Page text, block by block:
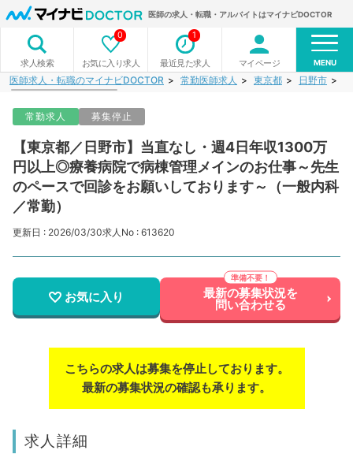
医師の求人・転職・アルバイトはマイナビDOCTOR
求人検索 お気に入り求人
0
最近見た求人
1
マイページ MENU
医師求人・転職のマイナビDOCTOR 常勤医師求人 東京都 日野市
常勤求人 募集停止
【東京都／日野市】当直なし・週4日年収1300万
円以上◎療養病院で病棟管理メインのお仕事～先生
のペースで回診をお願いしております～（一般内科
／常勤）
更新日 : 2026/03/30求人No : 613620
お気に入り 最新の募集状況を
問い合わせる
こちらの求人は募集を停止しております。
最新の募集状況の確認も承ります。
求人詳細